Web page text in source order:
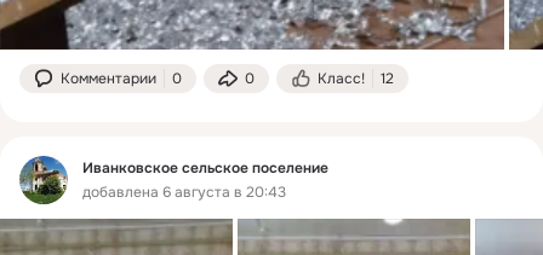
Комментарии 0 0 Класс! 12
Иванковское сельское поселение
добавлена 6 августа в 20:43